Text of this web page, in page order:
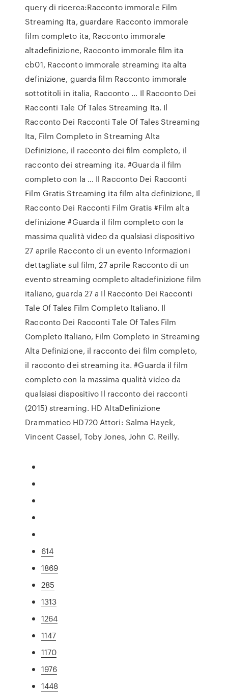
query di ricerca:Racconto immorale Film
Streaming Ita, guardare Racconto immorale
film completo ita, Racconto immorale
altadefinizione, Racconto immorale film ita
cb01, Racconto immorale streaming ita alta
definizione, guarda film Racconto immorale
sottotitoli in italia, Racconto … Il Racconto Dei
Racconti Tale Of Tales Streaming Ita. Il
Racconto Dei Racconti Tale Of Tales Streaming
Ita, Film Completo in Streaming Alta
Definizione, il racconto dei film completo, il
racconto dei streaming ita. #Guarda il film
completo con la … Il Racconto Dei Racconti
Film Gratis Streaming ita film alta definizione, Il
Racconto Dei Racconti Film Gratis #Film alta
definizione #Guarda il film completo con la
massima qualità video da qualsiasi dispositivo
27 aprile Racconto di un evento Informazioni
dettagliate sul film, 27 aprile Racconto di un
evento streaming completo altadefinizione film
italiano, guarda 27 a Il Racconto Dei Racconti
Tale Of Tales Film Completo Italiano. Il
Racconto Dei Racconti Tale Of Tales Film
Completo Italiano, Film Completo in Streaming
Alta Definizione, il racconto dei film completo,
il racconto dei streaming ita. #Guarda il film
completo con la massima qualità video da
qualsiasi dispositivo Il racconto dei racconti
(2015) streaming. HD AltaDefinizione
Drammatico HD720 Attori: Salma Hayek,
Vincent Cassel, Toby Jones, John C. Reilly.
614
1869
285
1313
1264
1147
1170
1976
1448